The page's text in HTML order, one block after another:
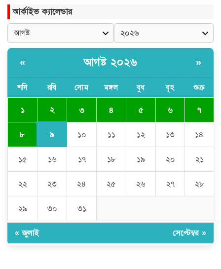
আর্কাইভ ক্যালেন্ডার
« আগষ্ট ২০২৬ »
শনি রবি সোম মঙ্গল বুধ বৃহ শুক্র
১ ২ ৩ ৪ ৫ ৬ ৭
৮ ৯ ১০ ১১ ১২ ১৩ ১৪
১৫ ১৬ ১৭ ১৮ ১৯ ২০ ২১
২২ ২৩ ২৪ ২৫ ২৬ ২৭ ২৮
২৯ ৩০ ৩১
« জুলাই সেপ্টেম্বর »